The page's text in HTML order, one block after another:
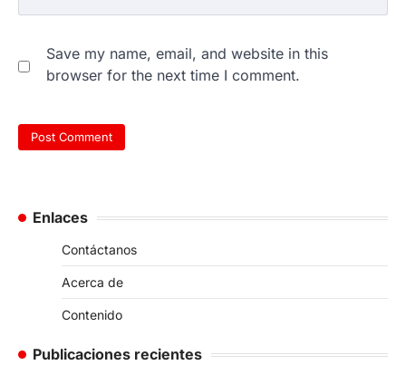
Save my name, email, and website in this
browser for the next time I comment.
Enlaces
Contáctanos
Acerca de
Contenido
Publicaciones recientes